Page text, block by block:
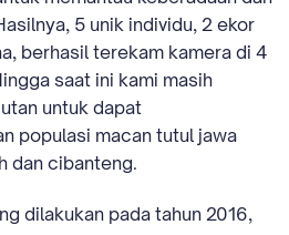
5 unik individu, 2 ekor
berhasil terekam kamera di 4
saat ini kami masih
untuk dapat
populasi macan tutul jawa
dan cibanteng.
dilakukan pada tahun 2016,